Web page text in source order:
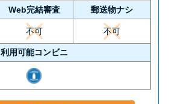
Web完結審査 郵送物ナシ
不可 不可
利用可能コンビニ